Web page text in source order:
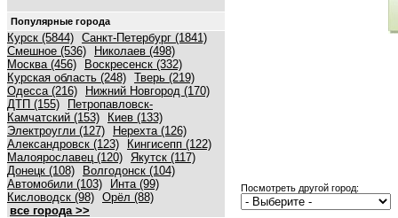
Популярные города
Курск (5844) Санкт-Петербург (1841)
Смешное (536)
Николаев (498)
Москва (456)
Воскресенск (332)
Курская область (248) Тверь (219)
Одесса (216)
Нижний Новгород (170)
ДТП (155)
Петропавловск-
Камчатский (153)
Киев (133)
Электроугли (127)
Нерехта (126)
Александровск (123)
Кингисепп (122)
Малоярославец (120) Якутск (117)
Донецк (108)
Волгодонск (104)
Автомобили (103)
Инта (99)
Кисловодск (98) Орёл (88)
все города >>
Посмотреть другой город: